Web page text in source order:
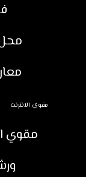
مقوي الانترنت
مقوي